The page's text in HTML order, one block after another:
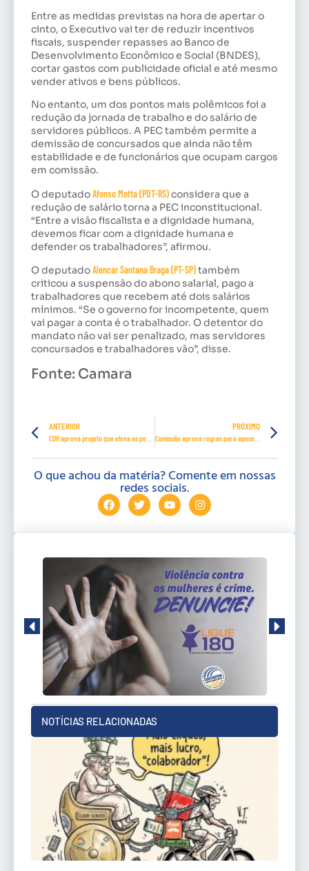
Entre as medidas previstas na hora de apertar o
cinto, o Executivo vai ter de reduzir incentivos
fiscais, suspender repasses ao Banco de
Desenvolvimento Econômico e Social (BNDES),
cortar gastos com publicidade oficial e até mesmo
vender ativos e bens públicos.
No entanto, um dos pontos mais polêmicos foi a
redução da jornada de trabalho e do salário de
servidores públicos. A PEC também permite a
demissão de concursados que ainda não têm
estabilidade e de funcionários que ocupam cargos
em comissão.
O deputadoAfonso Motta (PDT-RS)considera que a
redução de salário torna a PEC inconstitucional.
“Entre a visão fiscalista e a dignidade humana,
devemos ficar com a dignidade humana e
defender os trabalhadores”, afirmou.
O deputadoAlencar Santana Braga (PT-SP)também
criticou a suspensão do abono salarial, pago a
trabalhadores que recebem até dois salários
mínimos. “Se o governo for incompetente, quem
vai pagar a conta é o trabalhador. O detentor do
mandato não vai ser penalizado, mas servidores
concursados e trabalhadores vão”, disse.
Fonte: Camara
ANTERIOR PRÓXIMO
Comissão aprova regras para aposentadoria de servidor público com deficiência
O que achou da matéria? Comente em nossas
redes sociais.
NOTÍCIAS RELACIONADAS